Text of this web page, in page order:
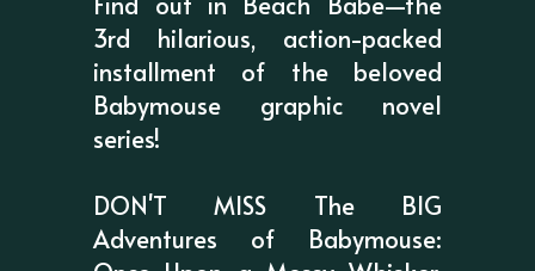
3rd hilarious, action-packed
installment of the beloved
Babymouse graphic novel
series!
DON'T MISS The BIG
Adventures of Babymouse: